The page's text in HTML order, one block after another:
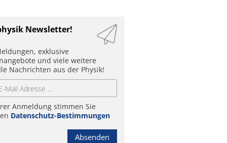
Newsletter!
exklusive
und viele weitere
Nachrichten aus der Physik!
Anmeldung stimmen Sie
Datenschutz-Bestimmungen
Absenden